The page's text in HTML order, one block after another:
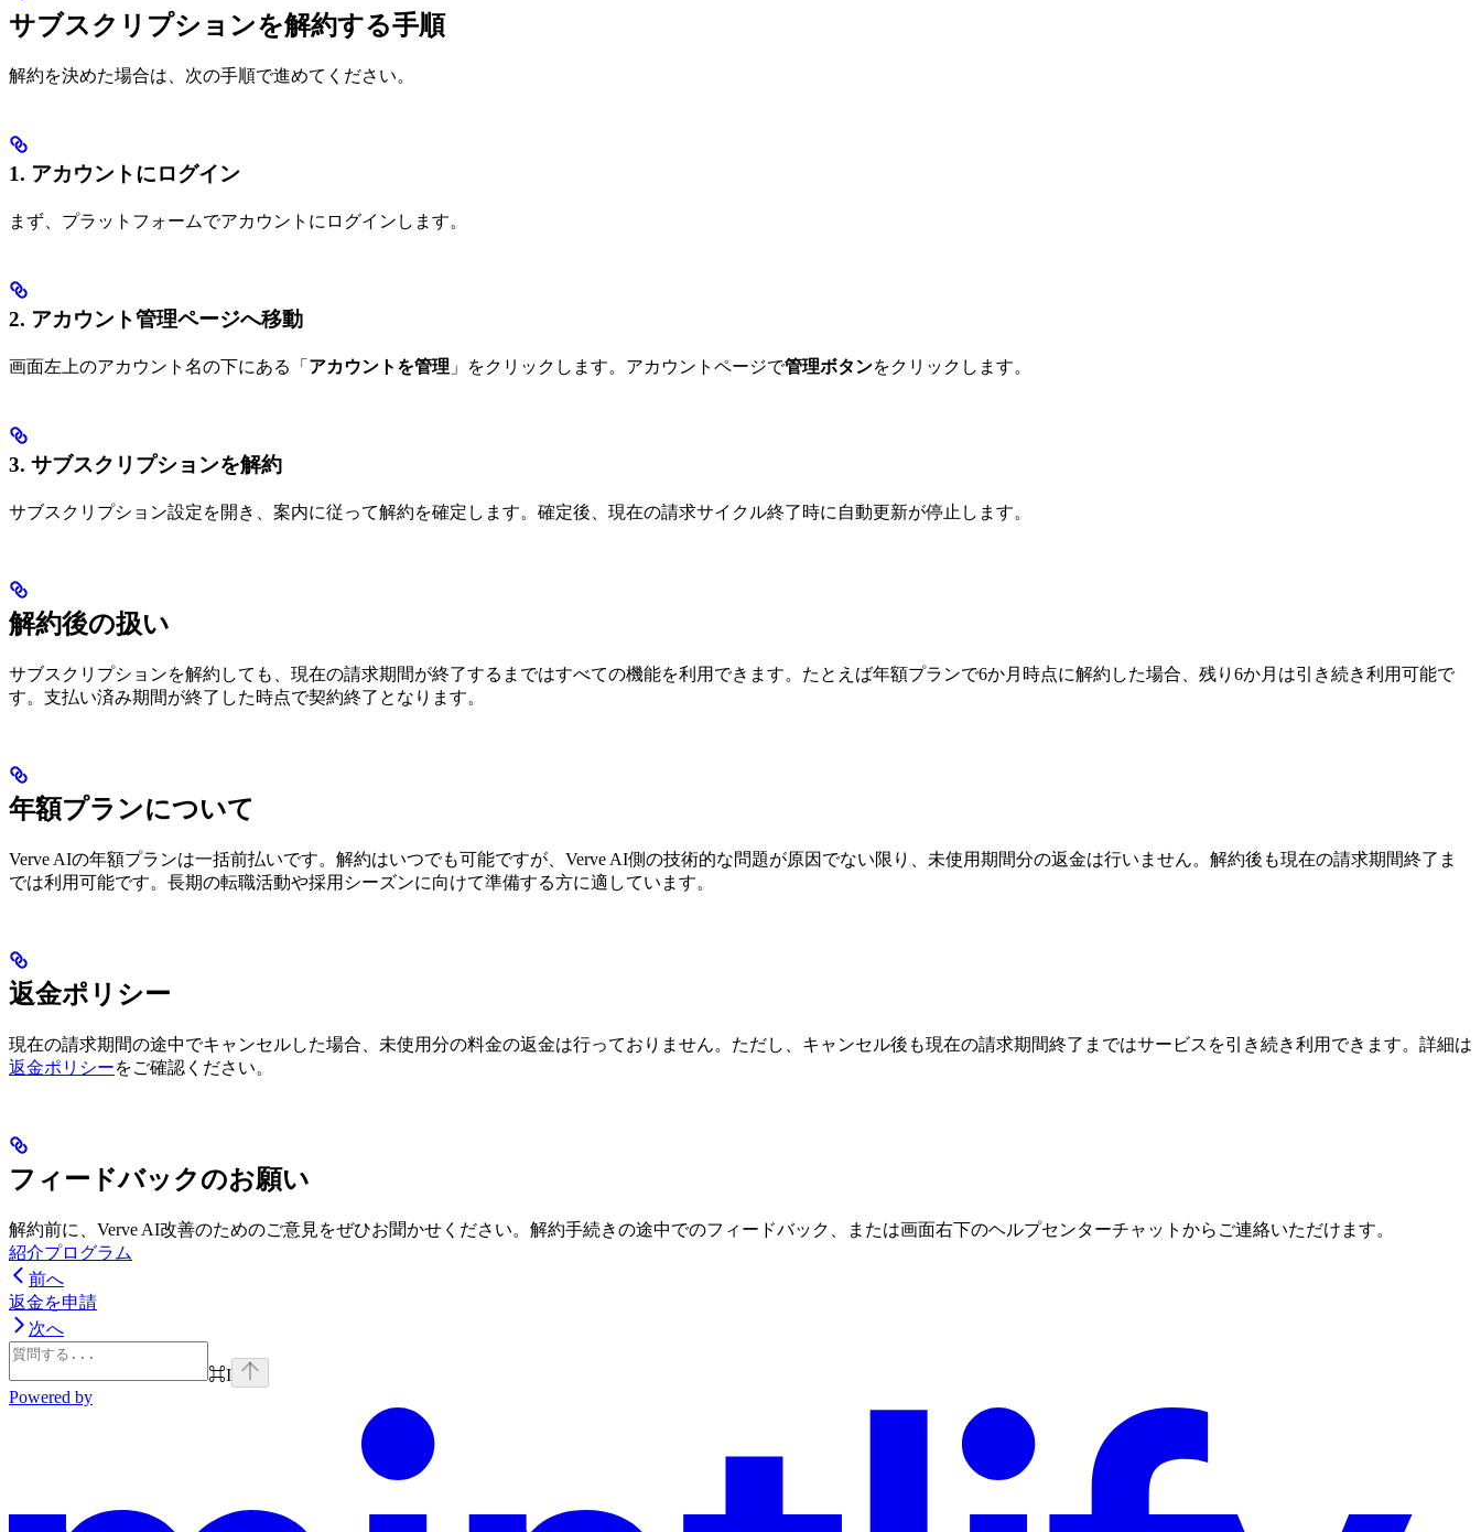
サブスクリプションを解約する手順
解約を決めた場合は、次の手順で進めてください。
1. アカウントにログイン
まず、プラットフォームでアカウントにログインします。
2. アカウント管理ページへ移動
画面左上のアカウント名の下にある「 アカウントを管理 」をクリックします。アカウントページで管理ボタンをクリックします。
3. サブスクリプションを解約
サブスクリプション設定を開き、案内に従って解約を確定します。確定後、現在の請求サイクル終了時に自動更新が停止します。
解約後の扱い
サブスクリプションを解約しても、現在の請求期間が終了するまではすべての機能を利用できます。たとえば年額プランで6か月時点に解約した場合、残り6か月は引き続き利用可能で
す。支払い済み期間が終了した時点で契約終了となります。
年額プランについて
Verve AIの年額プランは一括前払いです。解約はいつでも可能ですが、Verve AI側の技術的な問題が原因でない限り、未使用期間分の返金は行いません。解約後も現在の請求期間終了ま
では利用可能です。長期の転職活動や採用シーズンに向けて準備する方に適しています。
返金ポリシー
現在の請求期間の途中でキャンセルした場合、未使用分の料金の返金は行っておりません。ただし、キャンセル後も現在の請求期間終了まではサービスを引き続き利用できます。詳細は
返金ポリシーをご確認ください。
フィードバックのお願い
解約前に、Verve AI改善のためのご意見をぜひお聞かせください。解約手続きの途中でのフィードバック、または画面右下のヘルプセンターチャットからご連絡いただけます。
紹介プログラム
前へ
返金を申請
次へ
⌘I
Powered by